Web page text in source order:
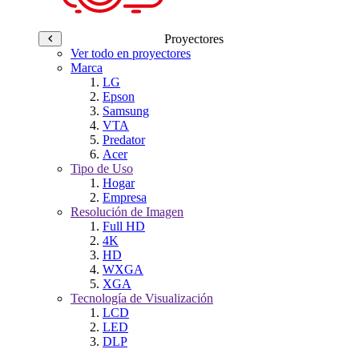
Proyectores
Ver todo en proyectores
Marca
LG
Epson
Samsung
VTA
Predator
Acer
Tipo de Uso
Hogar
Empresa
Resolución de Imagen
Full HD
4K
HD
WXGA
XGA
Tecnología de Visualización
LCD
LED
DLP